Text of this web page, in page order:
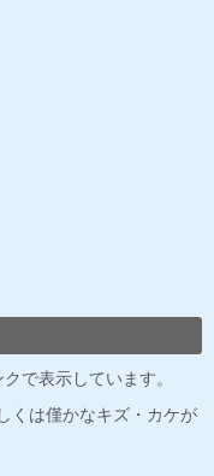
で表示しています。
くは僅かなキズ・カケが